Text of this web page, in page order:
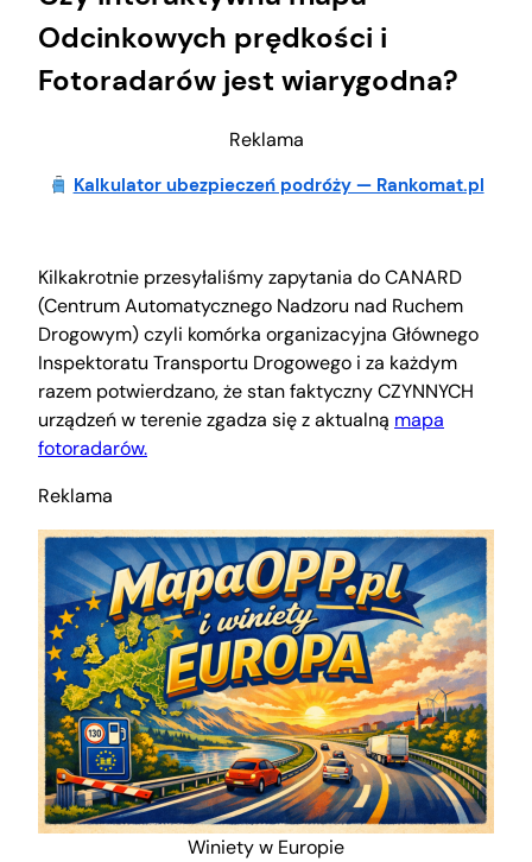
Odcinkowych prędkości i
Fotoradarów jest wiarygodna?
Reklama
Kalkulator ubezpieczeń podróży — Rankomat.pl
Kilkakrotnie przesyłaliśmy zapytania do CANARD
(Centrum Automatycznego Nadzoru nad Ruchem
Drogowym) czyli komórka organizacyjna Głównego
Inspektoratu Transportu Drogowego i za każdym
razem potwierdzano, że stan faktyczny CZYNNYCH
urządzeń w terenie zgadza się z aktualną mapa
fotoradarów.
Reklama
Winiety w Europie